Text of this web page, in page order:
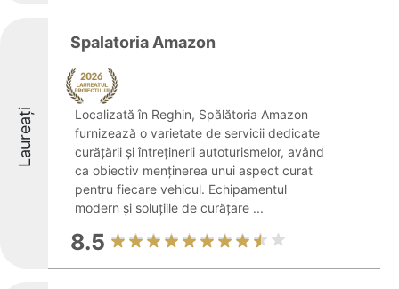
Laureați
Spalatoria Amazon
Localizată în Reghin, Spălătoria Amazon
furnizează o varietate de servicii dedicate
curățării și întreținerii autoturismelor, având
ca obiectiv menținerea unui aspect curat
pentru fiecare vehicul. Echipamentul
modern și soluțiile de curățare ...
8.5